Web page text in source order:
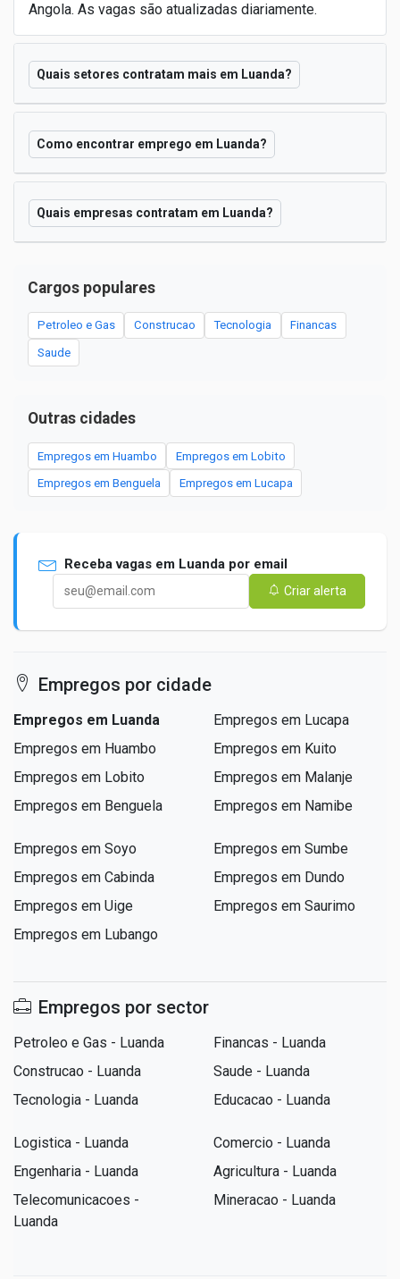
Angola. As vagas são atualizadas diariamente.
Quais setores contratam mais em Luanda?
Como encontrar emprego em Luanda?
Quais empresas contratam em Luanda?
Cargos populares
Petroleo e Gas Construcao Tecnologia Financas
Saude
Outras cidades
Empregos em Huambo Empregos em Lobito
Empregos em Benguela Empregos em Lucapa
Receba vagas em Luanda por email
Criar alerta
Empregos por cidade
Empregos em Luanda
Empregos em Huambo
Empregos em Lobito
Empregos em Benguela
Empregos em Lucapa
Empregos em Kuito
Empregos em Malanje
Empregos em Namibe
Empregos em Soyo
Empregos em Cabinda
Empregos em Uige
Empregos em Lubango
Empregos em Sumbe
Empregos em Dundo
Empregos em Saurimo
Empregos por sector
Petroleo e Gas - Luanda
Construcao - Luanda
Tecnologia - Luanda
Financas - Luanda
Saude - Luanda
Educacao - Luanda
Logistica - Luanda
Engenharia - Luanda
Telecomunicacoes -
Luanda
Comercio - Luanda
Agricultura - Luanda
Mineracao - Luanda